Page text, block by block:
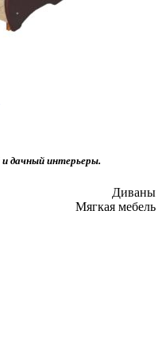
дачный интерьеры.
Диваны
Мягкая мебель